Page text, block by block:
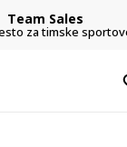
Team Sales
za timske